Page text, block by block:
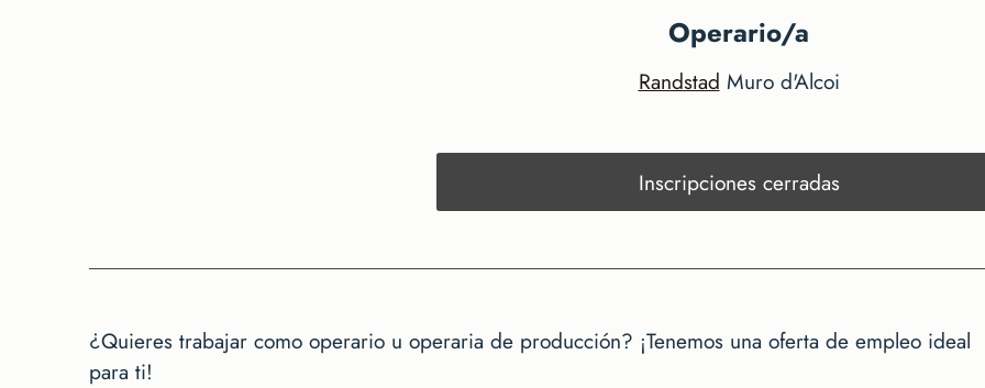
Operario/a
Randstad Muro d'Alcoi
Inscripciones cerradas
¿Quieres trabajar como operario u operaria de producción? ¡Tenemos una oferta de empleo ideal
para ti!